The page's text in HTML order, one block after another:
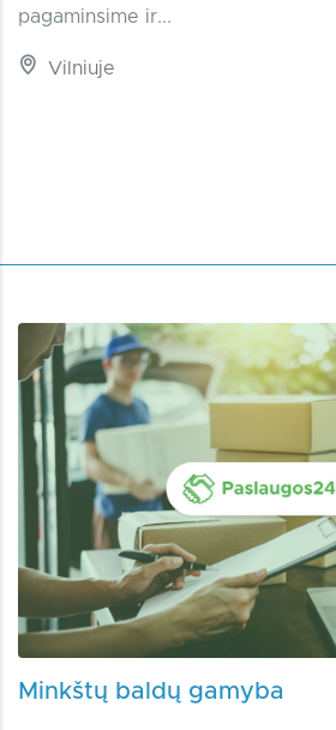
pagaminsime ir...
Vilniuje
Minkštų baldų gamyba